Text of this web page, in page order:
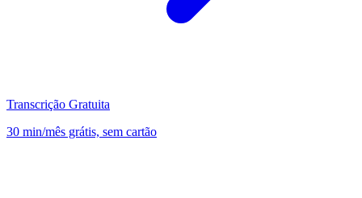
Transcrição Gratuita
30 min/mês grátis, sem cartão